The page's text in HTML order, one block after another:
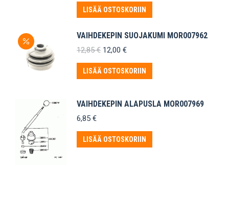
oli:
15,95 €.
on:
13,95 €.
LISÄÄ OSTOSKORIIN
VAIHDEKEPIN SUOJAKUMI MOR007962
12,85€ Alkuperäinen
oli:
12,85 €.
12,00 €Nykyinen
on:
12,00 €.
LISÄÄ OSTOSKORIIN
VAIHDEKEPIN ALAPUSLA MOR007969
6,85 €
LISÄÄ OSTOSKORIIN